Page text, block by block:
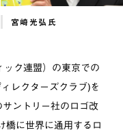
宮崎光弘氏
ック連盟）の東京での
レクターズクラブ)を
ントリー社のロゴ改
橋に世界に通用するロ